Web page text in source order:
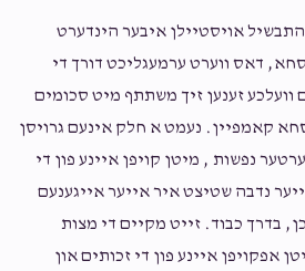
אויסטיילן איבער הינדערט
דאס ווערט ערמעגליכט דורך די
וועלכע זענען זיך משתתף מיט סכומים
קאמפיין. נעמט א חלק אינעם גרויסן
נפשות , מיטן קויפן איינע פון די
נדבה שטיצט איר אייער אייגענעם
בדרך כבוד. זייט מקיים די מצות
אפקויפן איינע פון די זכותים און